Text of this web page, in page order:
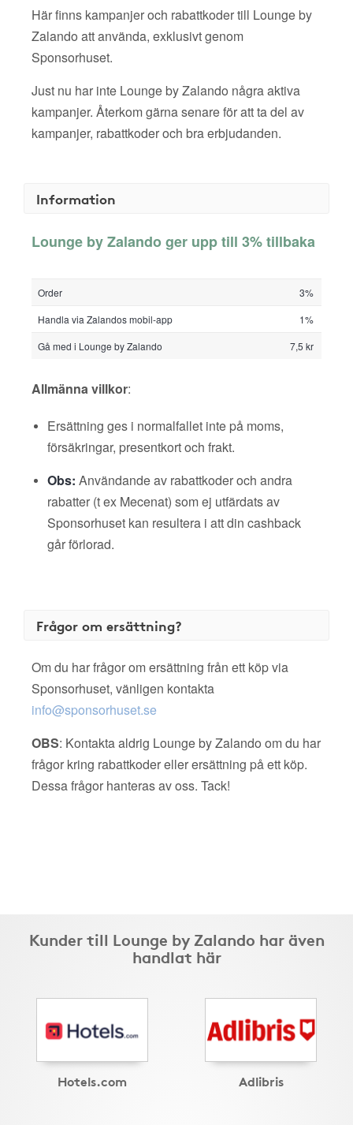
Här finns kampanjer och rabattkoder till Lounge by
Zalando att använda, exklusivt genom
Sponsorhuset.
Just nu har inte Lounge by Zalando några aktiva
kampanjer. Återkom gärna senare för att ta del av
kampanjer, rabattkoder och bra erbjudanden.
Information
Lounge by Zalando ger upp till 3% tillbaka
Order
3%
Handla via Zalandos mobil-app
1%
Gå med i Lounge by Zalando
7,5 kr
Allmänna villkor:
Ersättning ges i normalfallet inte på moms,
försäkringar, presentkort och frakt.
Obs: Användande av rabattkoder och andra
rabatter (t ex Mecenat) som ej utfärdats av
Sponsorhuset kan resultera i att din cashback
går förlorad.
Frågor om ersättning?
Om du har frågor om ersättning från ett köp via
Sponsorhuset, vänligen kontakta
info@sponsorhuset.se
OBS: Kontakta aldrig Lounge by Zalando om du har
frågor kring rabattkoder eller ersättning på ett köp.
Dessa frågor hanteras av oss. Tack!
Kunder till Lounge by Zalando har även
handlat här
Hotels.com Adlibris